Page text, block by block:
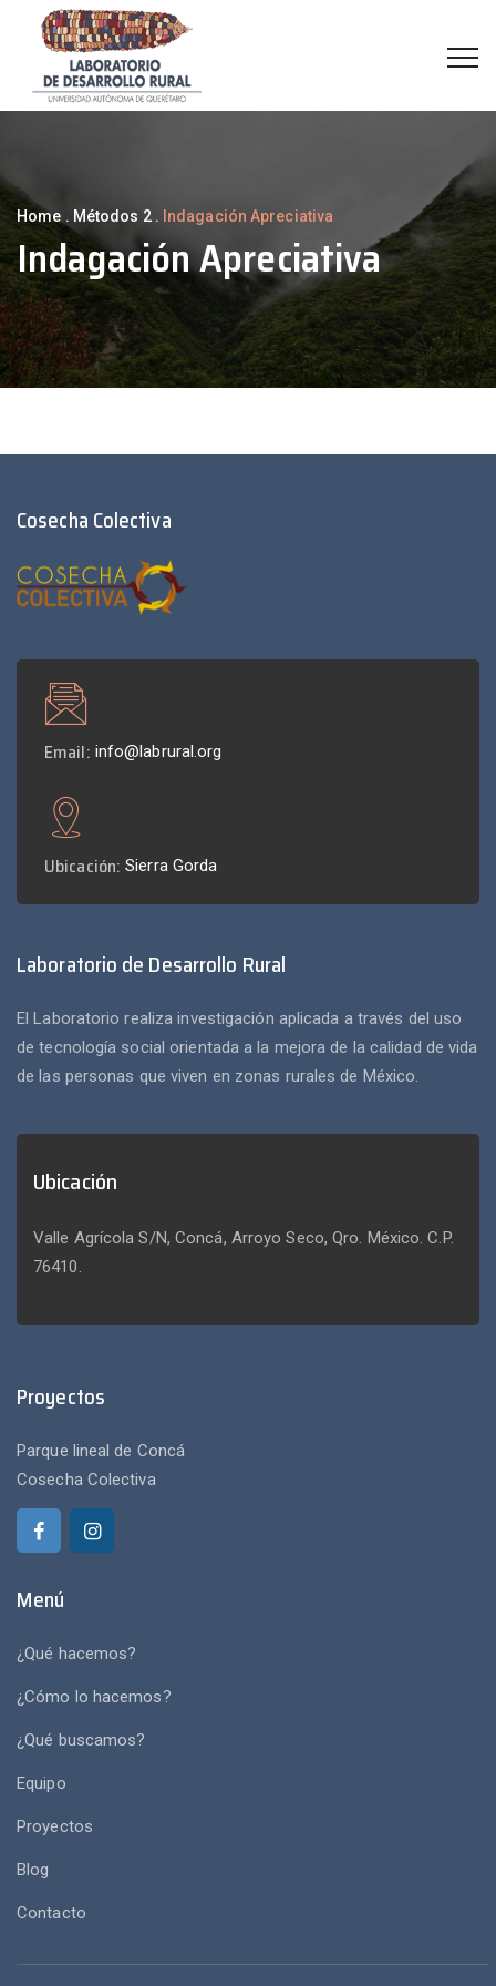
Home . Métodos 2. Indagación Apreciativa
Indagación Apreciativa
Cosecha Colectiva
Email: info@labrural.org
Ubicación: Sierra Gorda
Laboratorio de Desarrollo Rural
El Laboratorio realiza investigación aplicada a través del uso
de tecnología social orientada a la mejora de la calidad de vida
de las personas que viven en zonas rurales de México.
Ubicación
Valle Agrícola S/N, Concá, Arroyo Seco, Qro. México. C.P.
76410.
Proyectos
Parque lineal de Concá
Cosecha Colectiva
Menú
¿Qué hacemos?
¿Cómo lo hacemos?
¿Qué buscamos?
Equipo
Proyectos
Blog
Contacto